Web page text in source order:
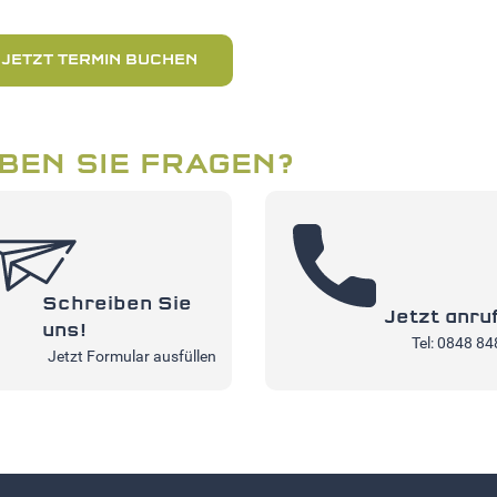
JETZT TERMIN BUCHEN
SIE FRAGEN?
Schreiben Sie
uns!
Jetzt Formular ausfüllen
Jetzt
Tel: 0848